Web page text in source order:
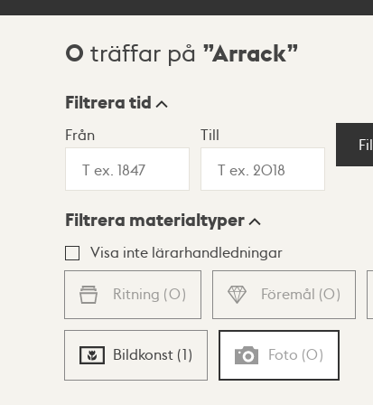
Sökresultat
0 träffar på Arrack
Visningsläge
Lista Karta
Filtrera tid
Från Till
Filtrera materialtyper
Visa inte lärarhandledningar
Ritning (0) Föremål (0)
Bildkonst (1) Foto (0)